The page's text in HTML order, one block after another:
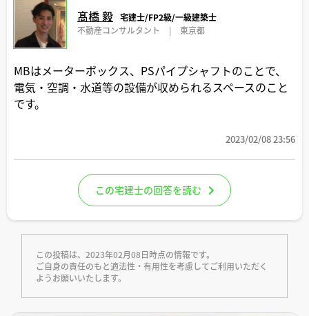
髙橋 毅 宅建士/FP2級/一級建築士
不動産コンサルタント
| 東京都
MBはメーターボックス、PSパイプシャフトのことで、
電気・空調・水道等の設備が収められるスペースのこと
です。
2023/02/08 23:56
この宅建士の回答を読む
この投稿は、2023年02月08日時点の情報です。
ご自身の責任のもと適法性・有用性を考慮してご利用いただく
ようお願いいたします。